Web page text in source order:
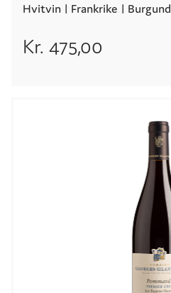
Hvitvin | Frankrike | Burgund
Kr. 475,00